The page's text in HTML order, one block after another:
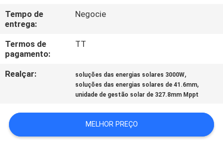
CONTACTE-
NOS
UMAS
MAPA
Tempo de
entrega:
Negocie
Termos de
pagamento:
TT
Realçar: soluções das energias solares 3000W,
soluções das energias solares de 41.6mm,
unidade de gestão solar de 327.8mm Mppt
MELHOR PREÇO